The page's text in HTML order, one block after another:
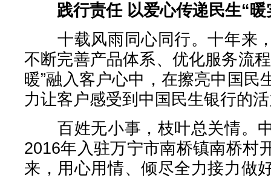
践行责任 以爱心传递民生“暖
十载风雨同心同行。十年来
不断完善产品体系、优化服务流
暖”融入客户心中，在擦亮中国民
力让客户感受到中国民生银行的
百姓无小事，枝叶总关情。
2016年入驻万宁市南桥镇南桥村
来，用心用情、倾尽全力接力做